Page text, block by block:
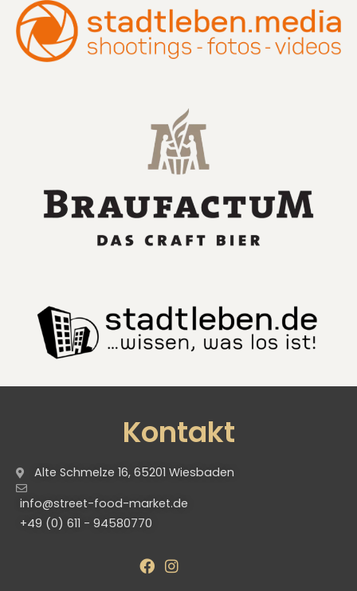
Kontakt
Alte Schmelze 16, 65201 Wiesbaden
info@street-food-market.de
+49 (0) 611 - 94580770